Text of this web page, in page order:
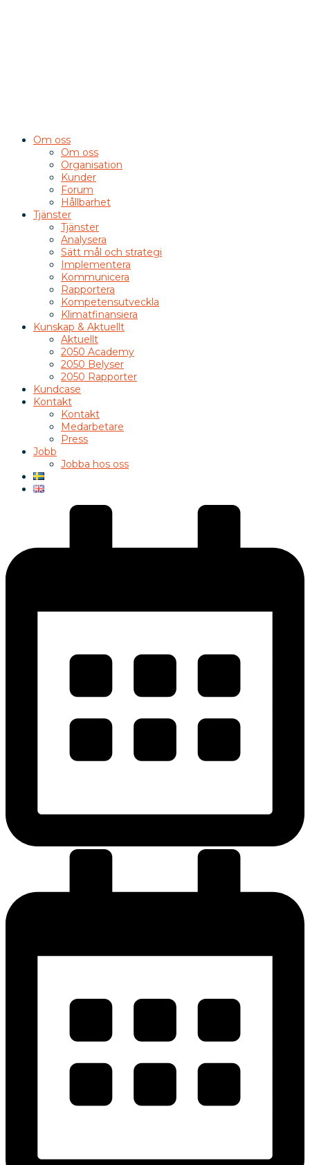
Om oss
Om oss
Organisation
Kunder
Forum
Hållbarhet
Tjänster
Tjänster
Analysera
Sätt mål och strategi
Implementera
Kommunicera
Rapportera
Kompetensutveckla
Klimatfinansiera
Kunskap & Aktuellt
Aktuellt
2050 Academy
2050 Belyser
2050 Rapporter
Kundcase
Kontakt
Kontakt
Medarbetare
Press
Jobb
Jobba hos oss